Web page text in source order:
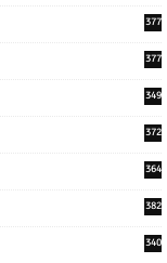
377
377
349
372
364
382
340